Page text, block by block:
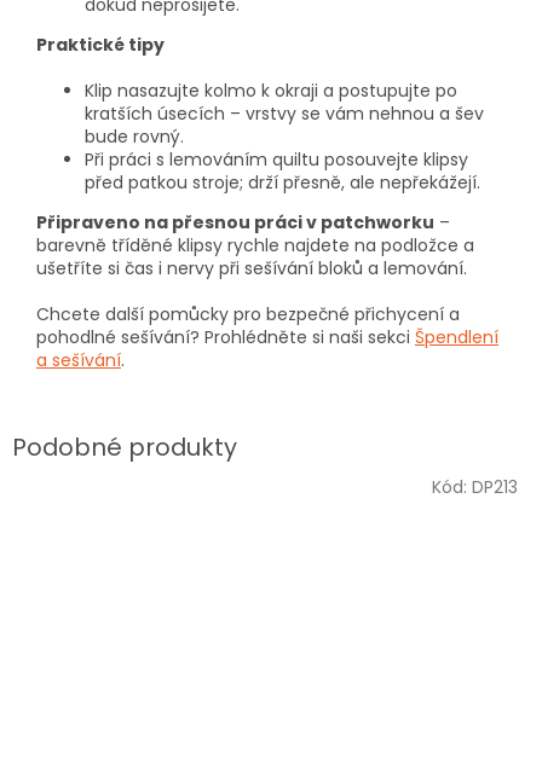
dokud neprošijete.
Praktické tipy
Klip nasazujte kolmo k okraji a postupujte po
kratších úsecích – vrstvy se vám nehnou a šev
bude rovný.
Při práci s lemováním quiltu posouvejte klipsy
před patkou stroje; drží přesně, ale nepřekážejí.
Připraveno na přesnou práci v patchworku –
barevně tříděné klipsy rychle najdete na podložce a
ušetříte si čas i nervy při sešívání bloků a lemování.
Chcete další pomůcky pro bezpečné přichycení a
pohodlné sešívání? Prohlédněte si naši sekci Špendlení
a sešívání.
Kód: DP213